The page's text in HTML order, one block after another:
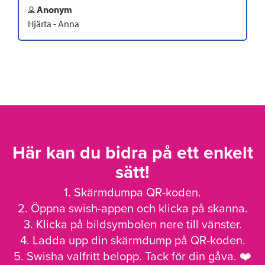
Anonym
Hjärta - Anna
Här kan du bidra på ett enkelt
sätt!
1. Skärmdumpa QR-koden.
2. Öppna swish-appen och klicka på skanna.
3. Klicka på bildsymbolen nere till vänster.
4. Ladda upp din skärmdump på QR-koden.
5. Swisha valfritt belopp. Tack för din gåva. ❤️